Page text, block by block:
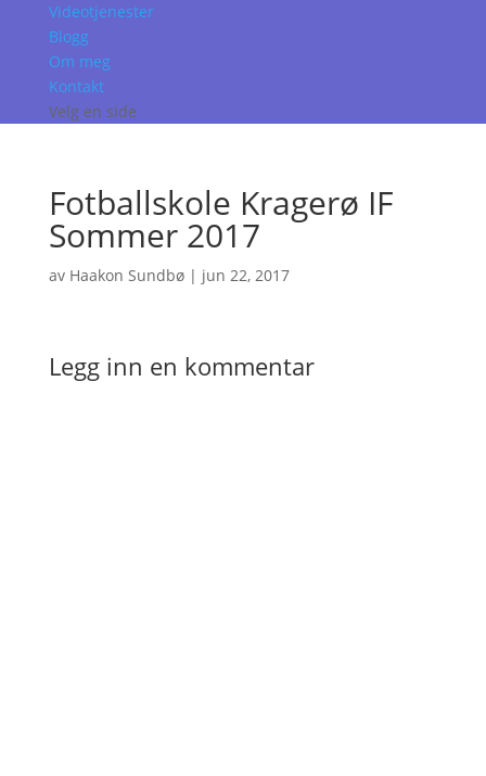
Videotjenester
Blogg
Om meg
Kontakt
Velg en side
Fotballskole Kragerø IF
Sommer 2017
av Haakon Sundbø| jun 22, 2017
Legg inn en kommentar